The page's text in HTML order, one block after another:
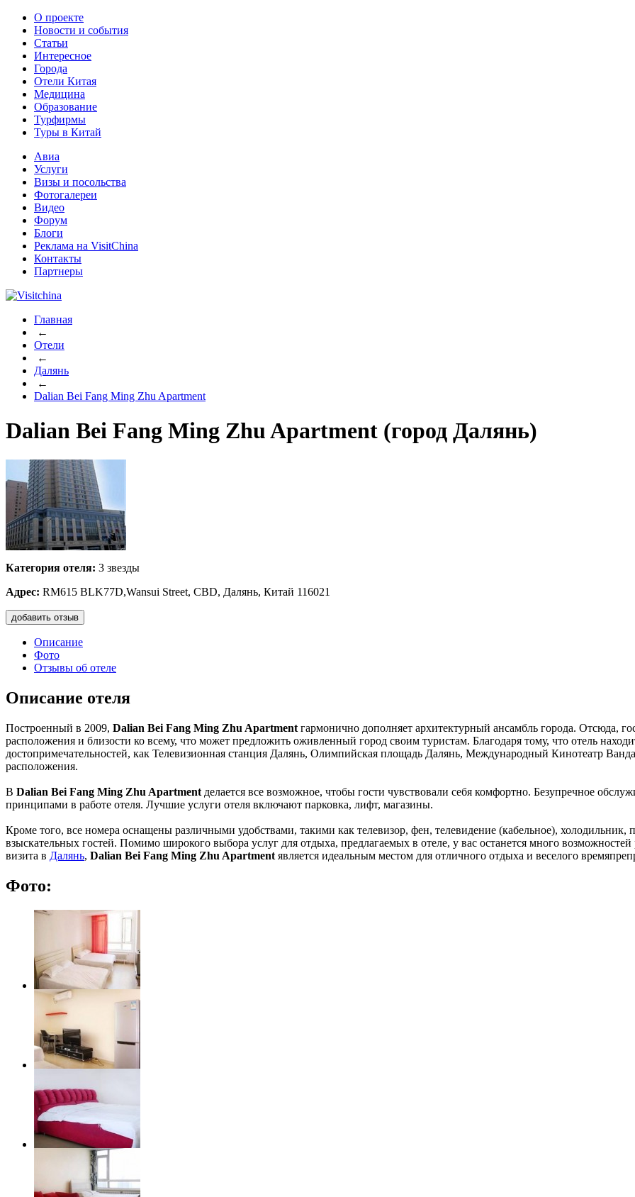
О проекте
Новости и события
Статьи
Интересное
Города
Отели Китая
Медицина
Образование
Турфирмы
Туры в Китай
Авиа
Услуги
Визы и посольства
Фотогалереи
Видео
Форум
Блоги
Реклама на VisitChina
Контакты
Партнеры
Главная
←
Отели
←
Далянь
←
Dalian Bei Fang Ming Zhu Apartment
Dalian Bei Fang Ming Zhu Apartment (город Далянь)
Категория отеля: 3 звезды
Адрес: RM615 BLK77D,Wansui Street, CBD, Далянь, Китай 116021
добавить отзыв
Описание
Фото
Отзывы об отеле
Описание отеля
Построенный в 2009, Dalian Bei Fang Ming Zhu Apartment гармонично дополняет архитектурный ансамбль города. Отсюда,
расположения и близости ко всему, что может предложить оживленный город своим туристам. Благодаря тому, что отель
достопримечательностей, как Телевизионная станция Далянь, Олимпийская площадь Далянь, Международный Кинотеатр Ванда,
расположения.
В Dalian Bei Fang Ming Zhu Apartment делается все возможное, чтобы гости чувствовали себя комфортно. Безупречное
принципами в работе отеля. Лучшие услуги отеля включают парковка, лифт, магазины.
Кроме того, все номера оснащены различными удобствами, такими как телевизор, фен, телевидение (кабельное),
взыскательных гостей. Помимо широкого выбора услуг для отдыха, предлагаемых в отеле, у вас останется много
визита в Далянь, Dalian Bei Fang Ming Zhu Apartment является идеальным местом для отличного отдыха и веселого
Фото: